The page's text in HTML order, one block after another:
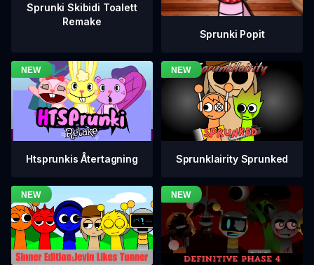
Sprunki Skibidi Toalett
Remake
Sprunki Popit
Htsprunkis Återtagning Sprunklairity Sprunked